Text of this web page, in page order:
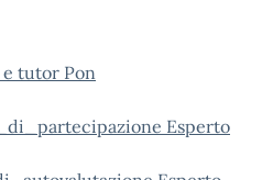
e tutor Pon
Esperto